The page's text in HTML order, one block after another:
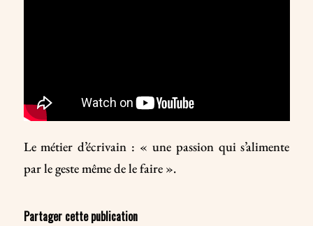
Le métier d’écrivain : « une passion qui s’alimente
par le geste même de le faire ».
Partager cette publication